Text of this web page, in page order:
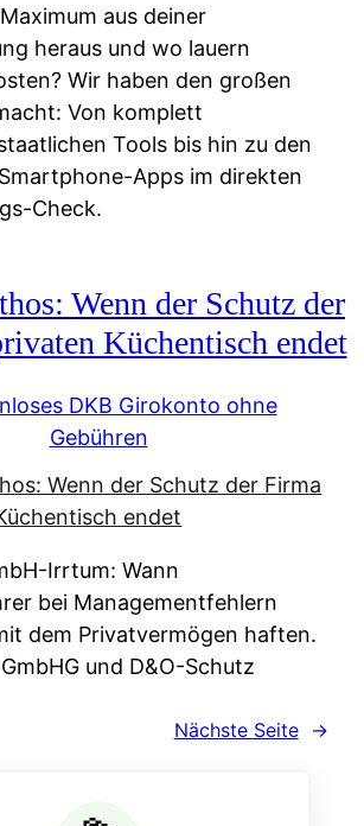
aus deiner
heraus und wo lauern
Wir haben den großen
Von komplett
Tools bis hin zu den
Apps im direkten
Check.
Wenn der Schutz der
Küchentisch endet
DKB Girokonto ohne
Gebühren
Irrtum: Wann
bei Managementfehlern
dem Privatvermögen haften.
und D&O-Schutz
Nächste Seite →